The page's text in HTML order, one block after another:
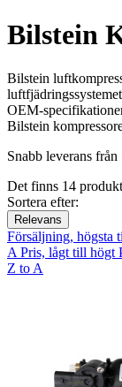
Bilstein
Bilstein
OEM-
Bilstein
Snabb leverans från
Det finns 14
Sortera efter:
Relevans
Försäljning, högsta
A Pris, lågt till högt
Z to A